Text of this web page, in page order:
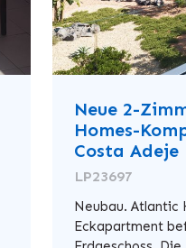
Neue 2-
Homes-
Costa Adeje
LP23697
Neubau. Atlantic
Eckapartment